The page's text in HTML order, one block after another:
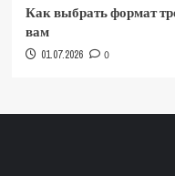
Как выбрать формат
вам
01.07.2026 0